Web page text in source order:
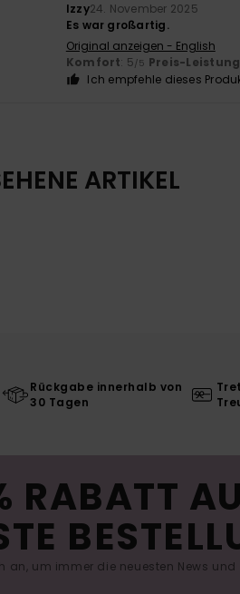
Izzy24. November 2025
Es war großartig.
Original anzeigen - English
Komfort: 5/5 Preis-
Ich empfehle dieses
ARTIKEL
Rückgabe innerhalb von
30 Tagen
RABATT
an, um immer die neuesten News